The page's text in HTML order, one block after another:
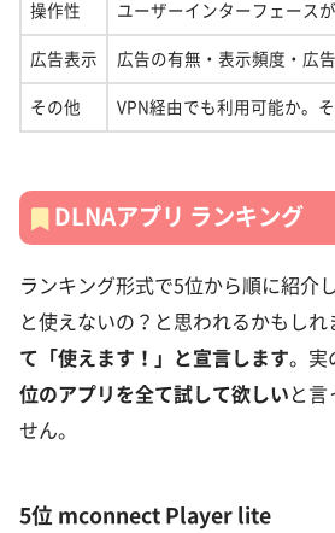
操作性 ユーザーインターフェース
広告表示 広告の有無・表示頻度・広
その他 VPN経由でも利用可能か。
DLNAアプリ ランキング
ランキング形式で5位から順に紹介
と使えないの？と思われるかもしれ
て「使えます！」と宣言します。実
位のアプリを全て試して欲しい と言
せん。
5位 mconnect Player lite